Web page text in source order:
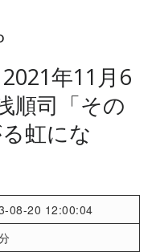
年11月6
順司「その
虹にな
08-20 12:00:04